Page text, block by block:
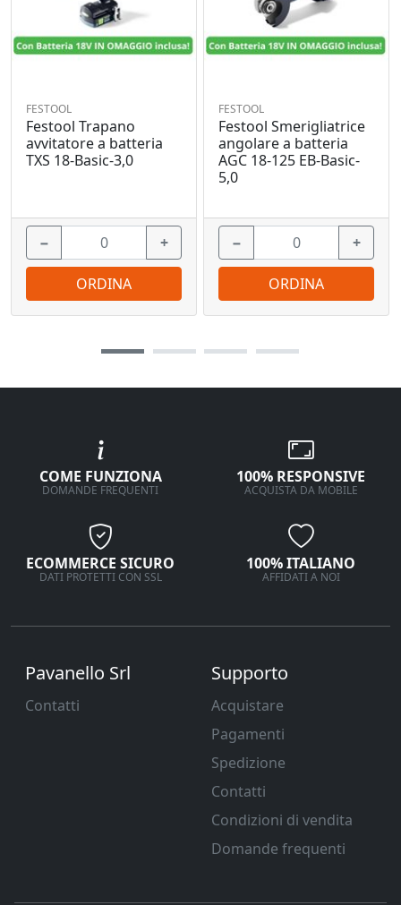
FESTOOL
Festool Trapano
avvitatore a batteria
TXS 18-Basic-3,0
− +
ORDINA
FESTOOL
Festool Smerigliatrice
angolare a batteria
AGC 18-125 EB-Basic-
5,0
− +
ORDINA
COME FUNZIONA
DOMANDE FREQUENTI
100% RESPONSIVE
ACQUISTA DA MOBILE
ECOMMERCE SICURO
DATI PROTETTI CON SSL
100% ITALIANO
AFFIDATI A NOI
Pavanello Srl
Contatti
Supporto
Acquistare
Pagamenti
Spedizione
Contatti
Condizioni di vendita
Domande frequenti